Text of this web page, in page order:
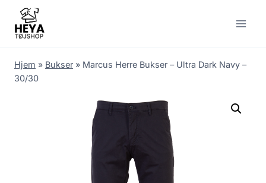
content
Hjem » Bukser » Marcus Herre Bukser – Ultra Dark Navy –
30/30